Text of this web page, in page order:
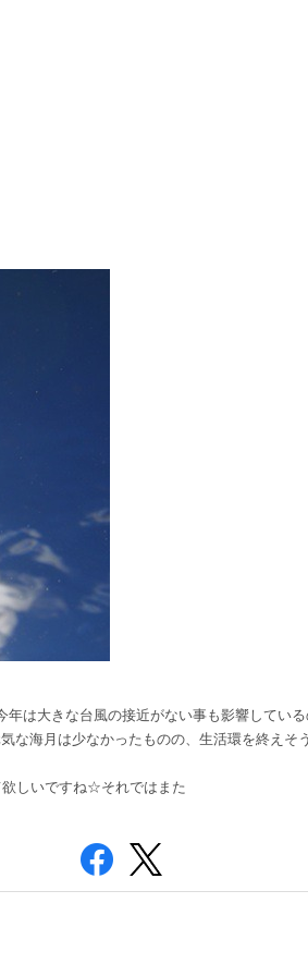
は大きな台風の接近がない事も影響してい
な海月は少なかったものの、生活環を終えそ
しいですね☆それではまた